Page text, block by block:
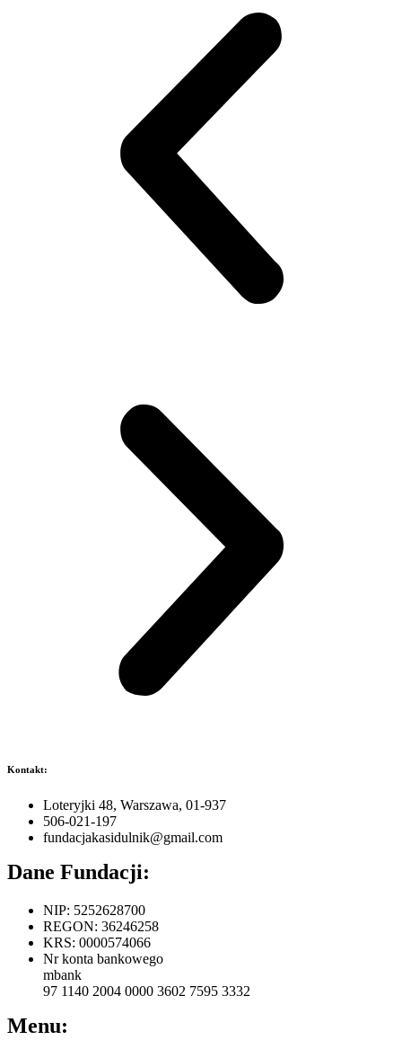
Kontakt:
Loteryjki 48, Warszawa, 01-937
506-021-197
fundacjakasidulnik@gmail.com
Dane Fundacji:
NIP: 5252628700
REGON: 36246258
KRS: 0000574066
Nr konta bankowego
mbank
97 1140 2004 0000 3602 7595 3332
Menu: